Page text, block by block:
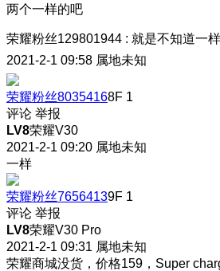
两个一样的吧
荣耀粉丝129801944 : 就是不知道一
2021-2-1 09:58 属地未知
荣耀粉丝80354168F 1
评论 举报
LV8荣耀V30
2021-2-1 09:20 属地未知
一样
荣耀粉丝76564139F 1
评论 举报
LV8荣耀V30 Pro
2021-2-1 09:31 属地未知
荣耀商城没货，价格159，Super